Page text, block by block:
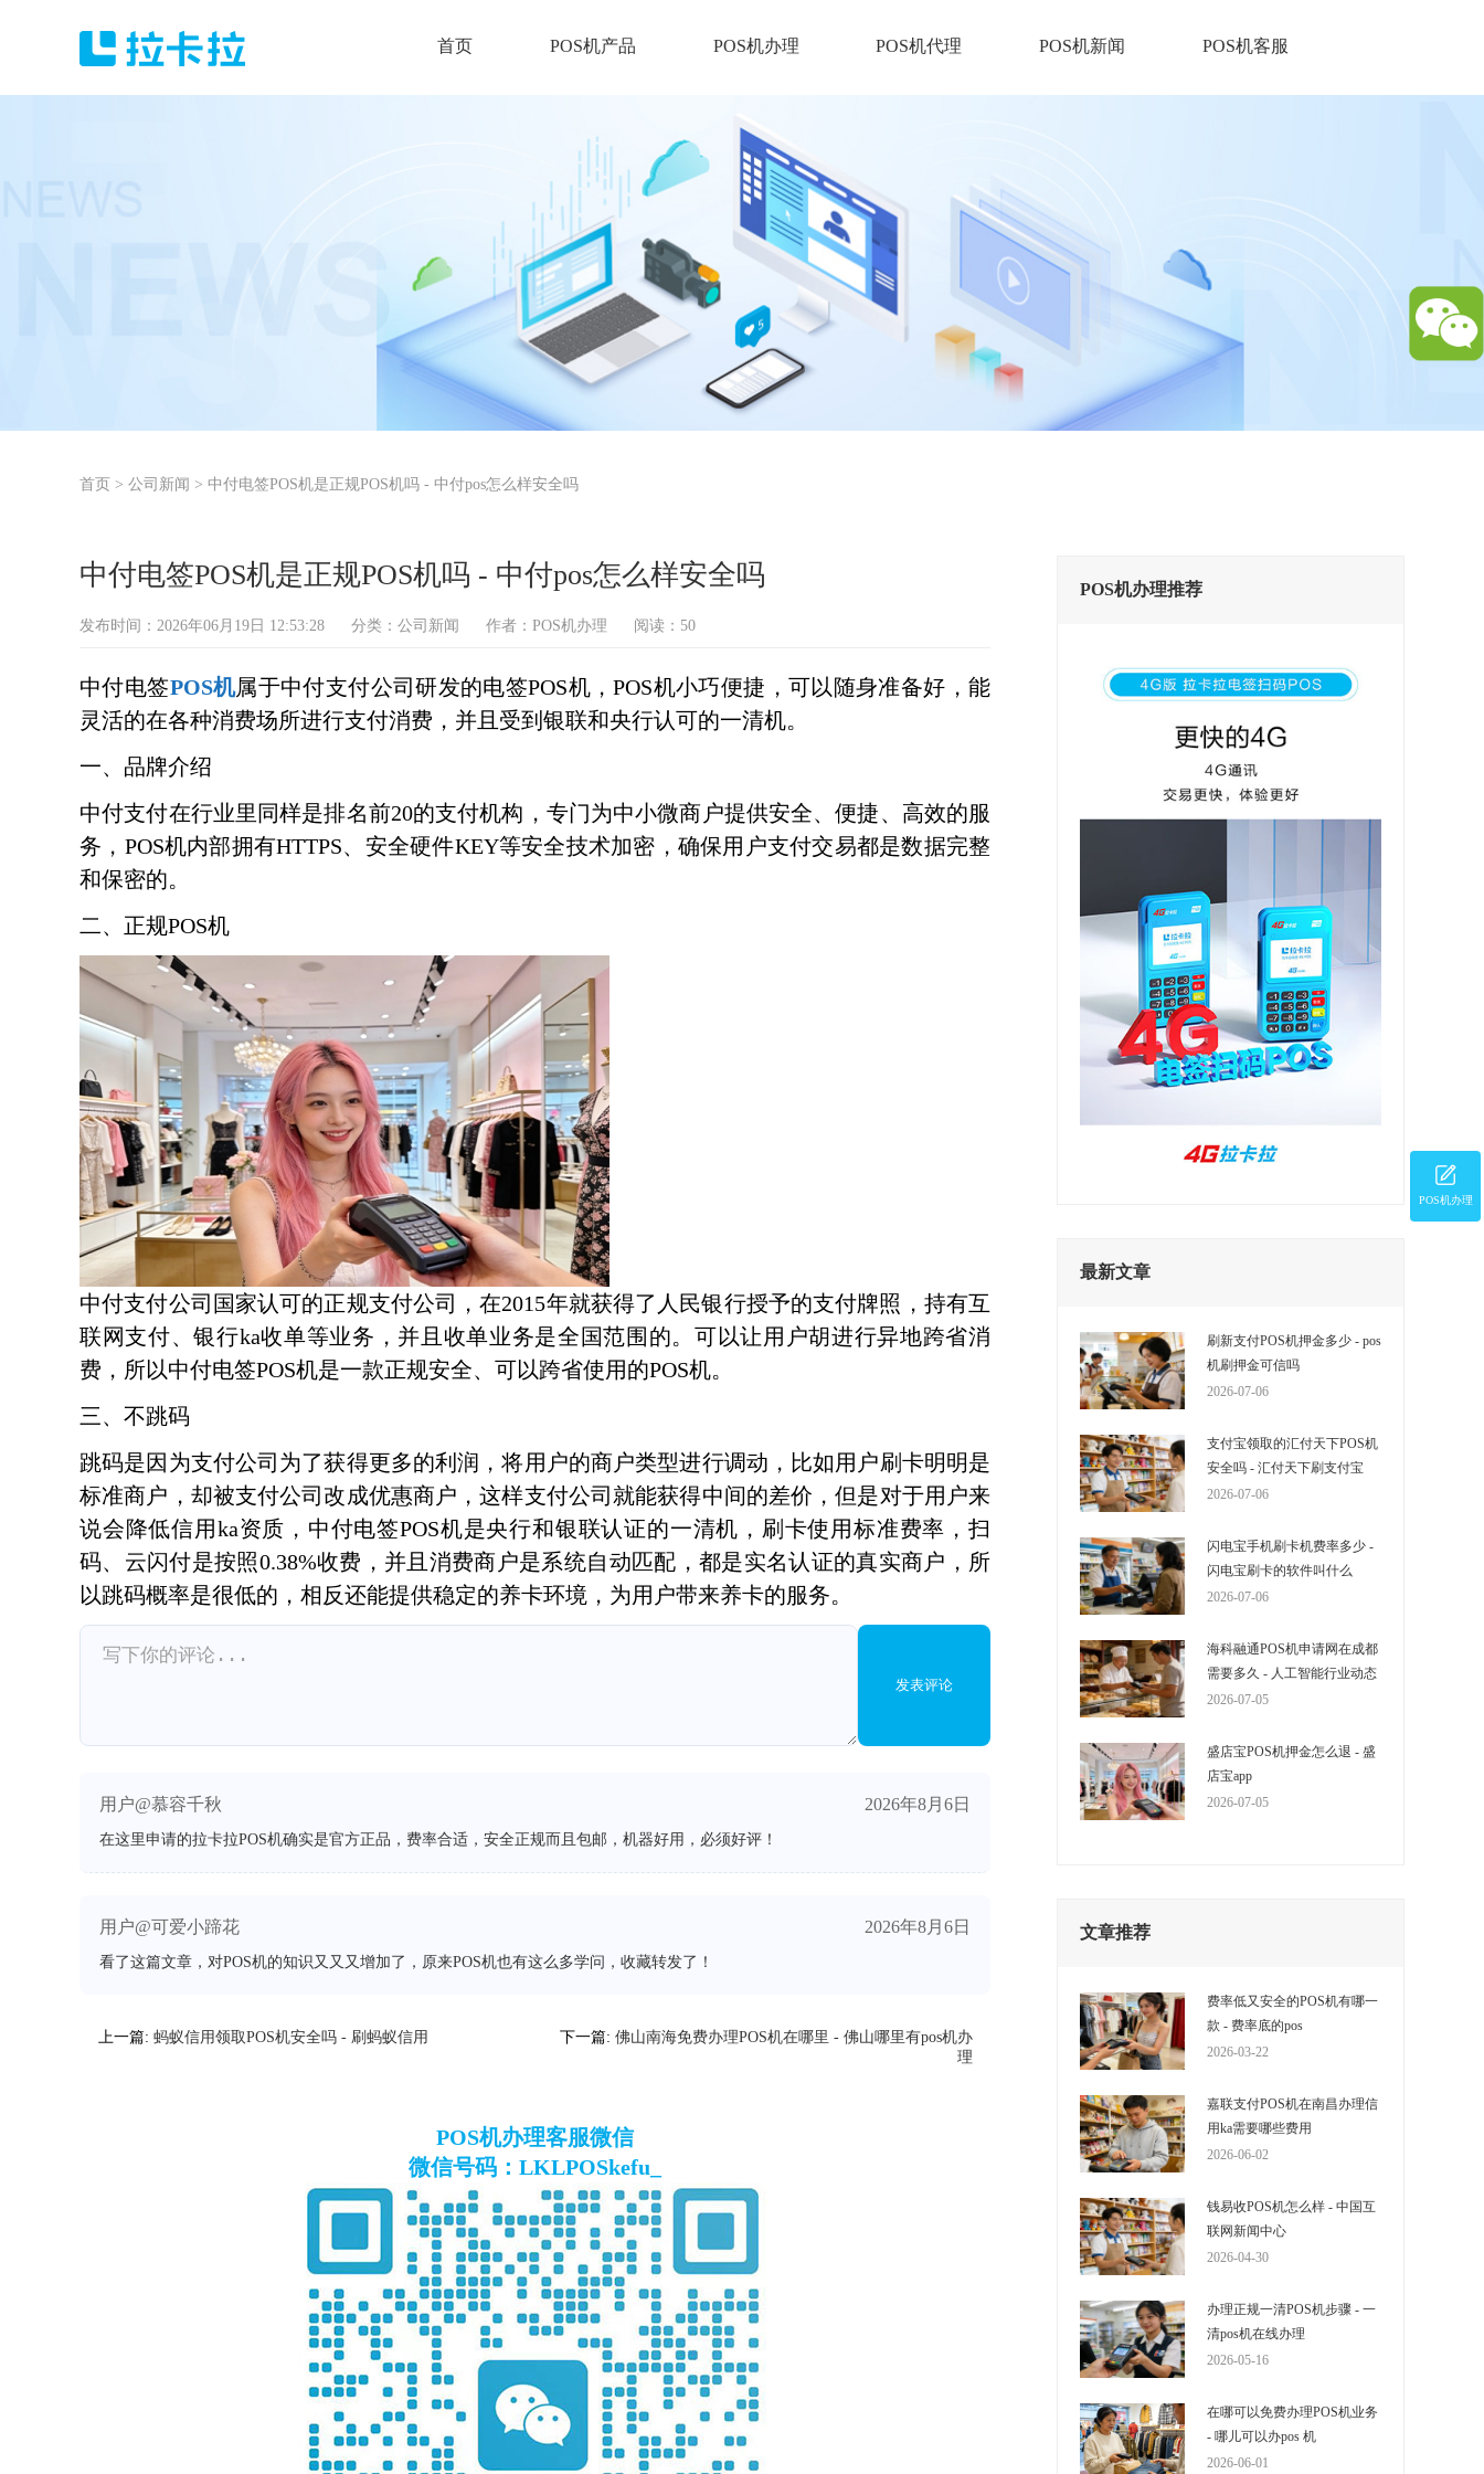
首页 POS机产品 POS机办理 POS机代理 POS机新闻 POS机客服
首页 > 公司新闻 > 中付电签POS机是正规POS机吗 - 中付pos怎么样安全吗
中付电签POS机是正规POS机吗 - 中付pos怎么样安全吗
发布时间：2026年06月19日 12:53:28 分类： 公司新闻 作者：POS机办理 阅读：50
中付电签POS机属于中付支付公司研发的电签POS机，POS机小巧便捷，可以随身准备好，能
灵活的在各种消费场所进行支付消费，并且受到银联和央行认可的一清机。
一、品牌介绍
中付支付在行业里同样是排名前20的支付机构，专门为中小微商户提供安全、便捷、高效的服
务，POS机内部拥有HTTPS、安全硬件KEY等安全技术加密，确保用户支付交易都是数据完整
和保密的。
二、正规POS机
中付支付公司国家认可的正规支付公司，在2015年就获得了人民银行授予的支付牌照，持有互
联网支付、银行ka收单等业务，并且收单业务是全国范围的。可以让用户胡进行异地跨省消
费，所以中付电签POS机是一款正规安全、可以跨省使用的POS机。
三、不跳码
跳码是因为支付公司为了获得更多的利润，将用户的商户类型进行调动，比如用户刷卡明明是
标准商户，却被支付公司改成优惠商户，这样支付公司就能获得中间的差价，但是对于用户来
说会降低信用ka资质，中付电签POS机是央行和银联认证的一清机，刷卡使用标准费率，扫
码、云闪付是按照0.38%收费，并且消费商户是系统自动匹配，都是实名认证的真实商户，所
以跳码概率是很低的，相反还能提供稳定的养卡环境，为用户带来养卡的服务。
发表评论
用户@慕容千秋 2026年8月6日
在这里申请的拉卡拉POS机确实是官方正品，费率合适，安全正规而且包邮，机器好用，必须好评！
用户@可爱小蹄花 2026年8月6日
看了这篇文章，对POS机的知识又又又增加了，原来POS机也有这么多学问，收藏转发了！
上一篇: 蚂蚁信用领取POS机安全吗 - 刷蚂蚁信用 下一篇: 佛山南海免费办理POS机在哪里 - 佛山哪里有pos机办
理
POS机办理客服微信
微信号码：LKLPOSkefu_
POS机办理推荐
最新文章
刷新支付POS机押金多少 - pos
机刷押金可信吗
2026-07-06
支付宝领取的汇付天下POS机
安全吗 - 汇付天下刷支付宝
2026-07-06
闪电宝手机刷卡机费率多少 -
闪电宝刷卡的软件叫什么
2026-07-06
海科融通POS机申请网在成都
需要多久 - 人工智能行业动态
2026-07-05
盛店宝POS机押金怎么退 - 盛
店宝app
2026-07-05
文章推荐
费率低又安全的POS机有哪一
款 - 费率底的pos
2026-03-22
嘉联支付POS机在南昌办理信
用ka需要哪些费用
2026-06-02
钱易收POS机怎么样 - 中国互
联网新闻中心
2026-04-30
办理正规一清POS机步骤 - 一
清pos机在线办理
2026-05-16
在哪可以免费办理POS机业务
- 哪儿可以办pos 机
2026-06-01
POS机办理